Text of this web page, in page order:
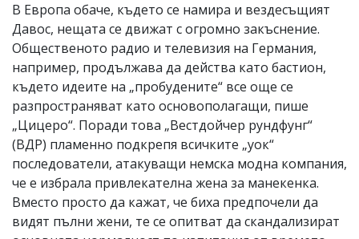
В Европа обаче, където се намира и вездесъщият
Давос, нещата се движат с огромно закъснение.
Общественото радио и телевизия на Германия,
например, продължава да действа като бастион,
където идеите на „пробудените“ все още се
разпространяват като основополагащи, пише
„Цицеро“. Поради това „Вестдойчер рундфунг“
(ВДР) пламенно подкрепя всичките „уок“
последователи, атакуващи немска модна компания,
че е избрала привлекателна жена за манекенка.
Вместо просто да кажат, че биха предпочели да
видят пълни жени, те се опитват да скандализират